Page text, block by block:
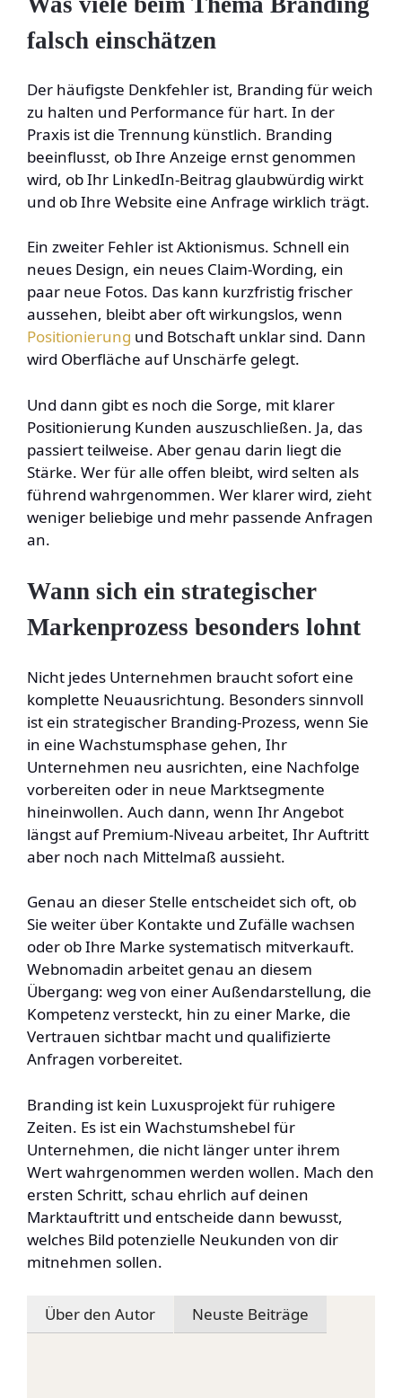
falsch einschätzen
Der häufigste Denkfehler ist, Branding für weich
zu halten und Performance für hart. In der
Praxis ist die Trennung künstlich. Branding
beeinflusst, ob Ihre Anzeige ernst genommen
wird, ob Ihr LinkedIn-Beitrag glaubwürdig wirkt
und ob Ihre Website eine Anfrage wirklich trägt.
Ein zweiter Fehler ist Aktionismus. Schnell ein
neues Design, ein neues Claim-Wording, ein
paar neue Fotos. Das kann kurzfristig frischer
aussehen, bleibt aber oft wirkungslos, wenn
Positionierung und Botschaft unklar sind. Dann
wird Oberfläche auf Unschärfe gelegt.
Und dann gibt es noch die Sorge, mit klarer
Positionierung Kunden auszuschließen. Ja, das
passiert teilweise. Aber genau darin liegt die
Stärke. Wer für alle offen bleibt, wird selten als
führend wahrgenommen. Wer klarer wird, zieht
weniger beliebige und mehr passende Anfragen
an.
Wann sich ein strategischer
Markenprozess besonders lohnt
Nicht jedes Unternehmen braucht sofort eine
komplette Neuausrichtung. Besonders sinnvoll
ist ein strategischer Branding-Prozess, wenn Sie
in eine Wachstumsphase gehen, Ihr
Unternehmen neu ausrichten, eine Nachfolge
vorbereiten oder in neue Marktsegmente
hineinwollen. Auch dann, wenn Ihr Angebot
längst auf Premium-Niveau arbeitet, Ihr Auftritt
aber noch nach Mittelmaß aussieht.
Genau an dieser Stelle entscheidet sich oft, ob
Sie weiter über Kontakte und Zufälle wachsen
oder ob Ihre Marke systematisch mitverkauft.
Webnomadin arbeitet genau an diesem
Übergang: weg von einer Außendarstellung, die
Kompetenz versteckt, hin zu einer Marke, die
Vertrauen sichtbar macht und qualifizierte
Anfragen vorbereitet.
Branding ist kein Luxusprojekt für ruhigere
Zeiten. Es ist ein Wachstumshebel für
Unternehmen, die nicht länger unter ihrem
Wert wahrgenommen werden wollen. Mach den
ersten Schritt, schau ehrlich auf deinen
Marktauftritt und entscheide dann bewusst,
welches Bild potenzielle Neukunden von dir
mitnehmen sollen.
Über den Autor Neuste Beiträge